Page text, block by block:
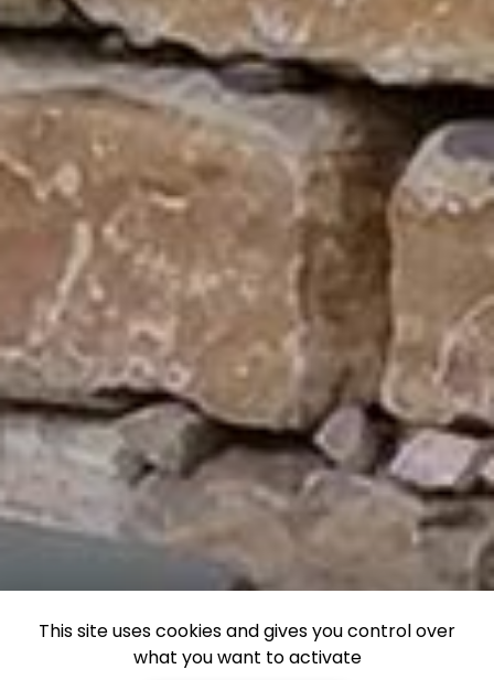
This site uses cookies and gives you control over
what you want to activate